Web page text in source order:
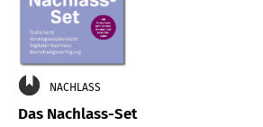
NACHLASS
Das Nachlass-Set